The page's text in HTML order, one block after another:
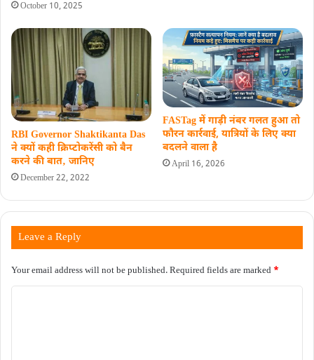
October 10, 2025
RBI Governor Shaktikanta Das
ने क्यों कही क्रिप्टोकरेंसी को बैन
करने की बात‚ जानिए
December 22, 2022
FASTag में गाड़ी नंबर गलत हुआ तो
फौरन कार्रवाई, यात्रियों के लिए क्या
बदलने वाला है
April 16, 2026
Leave a Reply
Your email address will not be published.Required fields are marked *